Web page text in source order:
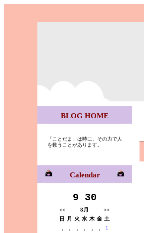
BLOG HOME
「ことだま」は時に、その力で人
を救うことがあります。
Calendar
9 30
<< 8月
>>
日 月 火 水 木 金 土
. . . . . .
1